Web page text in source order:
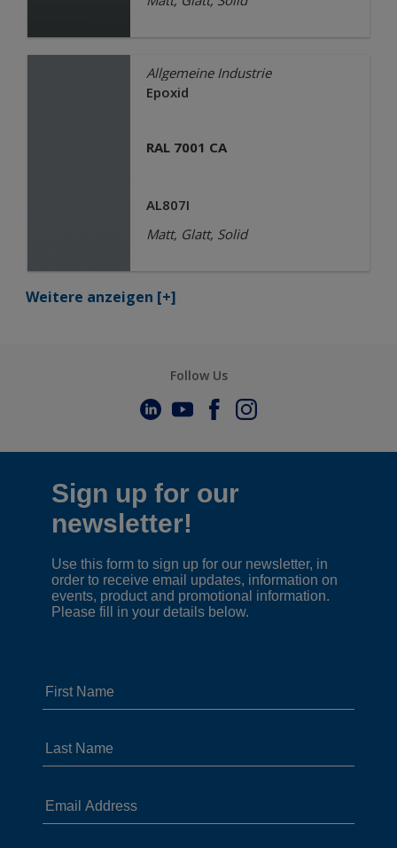
Allgemeine Industrie
Epoxid
RAL 7001 CA
AL807I
Matt, Glatt, Solid
Weitere anzeigen [+]
Follow Us